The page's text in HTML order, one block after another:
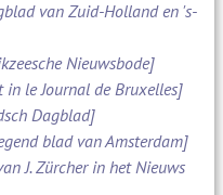
van Zuid-Holland en 's-
Nieuwsbode]
le Journal de Bruxelles]
Dagblad]
blad van Amsterdam]
J. Zürcher in het Nieuws